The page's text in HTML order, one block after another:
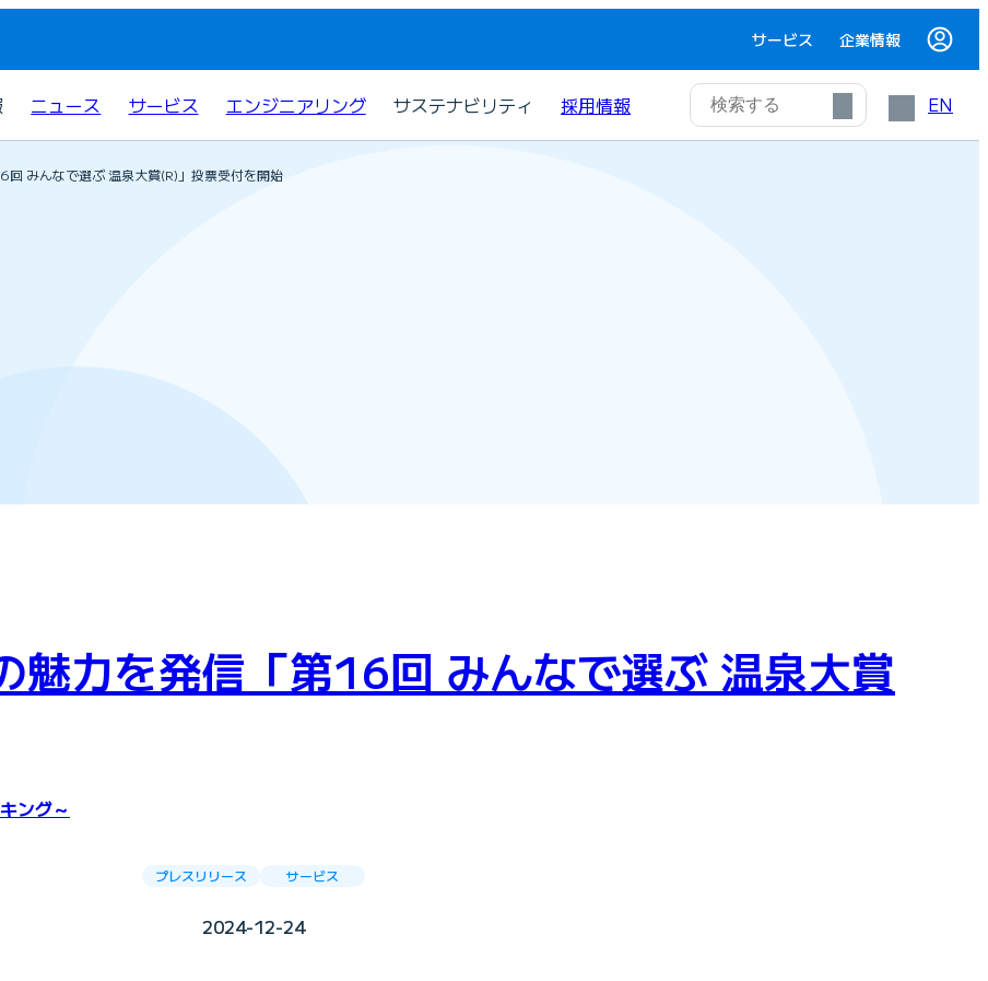
サービス 企業情報
ニュース サービス エンジニアリング サステナビリティ 採用情報 EN
みんなで選ぶ 温泉大賞(R)」投票受付を開始
力を発信「第16回 みんなで選ぶ 温泉大賞
ング～
プレスリリース サービス
2024-12-24